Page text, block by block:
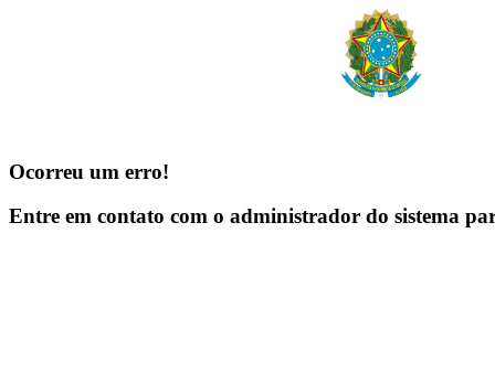
Ocorreu um erro!
Entre em contato com o administrador do sistema